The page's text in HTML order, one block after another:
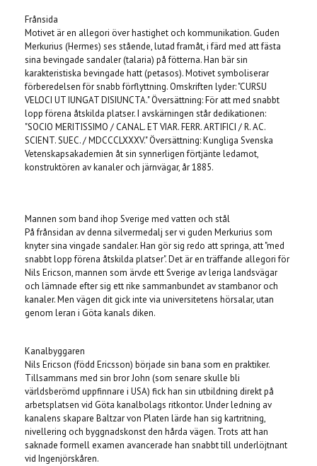
Frånsida
Motivet är en allegori över hastighet och kommunikation. Guden
Merkurius (Hermes) ses stående, lutad framåt, i färd med att fästa
sina bevingade sandaler (talaria) på fötterna. Han bär sin
karakteristiska bevingade hatt (petasos). Motivet symboliserar
förberedelsen för snabb förflyttning. Omskriften lyder: "CURSU
VELOCI UT IUNGAT DISIUNCTA." Översättning: För att med snabbt
lopp förena åtskilda platser. I avskärningen står dedikationen:
"SOCIO MERITISSIMO / CANAL. ET VIAR. FERR. ARTIFICI / R. AC.
SCIENT. SUEC. / MDCCCLXXXV." Översättning: Kungliga Svenska
Vetenskapsakademien åt sin synnerligen förtjänte ledamot,
konstruktören av kanaler och järnvägar, år 1885.
Mannen som band ihop Sverige med vatten och stål
På frånsidan av denna silvermedalj ser vi guden Merkurius som
knyter sina vingade sandaler. Han gör sig redo att springa, att "med
snabbt lopp förena åtskilda platser". Det är en träffande allegori för
Nils Ericson, mannen som ärvde ett Sverige av leriga landsvägar
och lämnade efter sig ett rike sammanbundet av stambanor och
kanaler. Men vägen dit gick inte via universitetens hörsalar, utan
genom leran i Göta kanals diken.
Kanalbyggaren
Nils Ericson (född Ericsson) började sin bana som en praktiker.
Tillsammans med sin bror John (som senare skulle bli
världsberömd uppfinnare i USA) fick han sin utbildning direkt på
arbetsplatsen vid Göta kanalbolags ritkontor. Under ledning av
kanalens skapare Baltzar von Platen lärde han sig kartritning,
nivellering och byggnadskonst den hårda vägen. Trots att han
saknade formell examen avancerade han snabbt till underlöjtnant
vid Ingenjörskåren.